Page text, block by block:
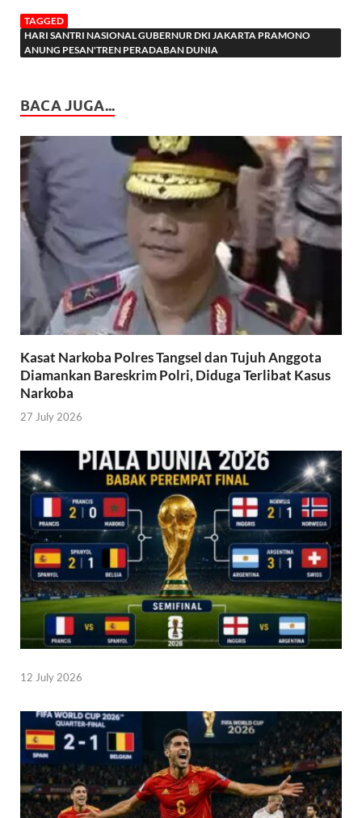
TAGGED
HARI SANTRI NASIONAL GUBERNUR DKI JAKARTA PRAMONO
ANUNG PESAN'TREN PERADABAN DUNIA
BACA JUGA...
Kasat Narkoba Polres Tangsel dan Tujuh Anggota
Diamankan Bareskrim Polri, Diduga Terlibat Kasus
Narkoba
27 July 2026
12 July 2026